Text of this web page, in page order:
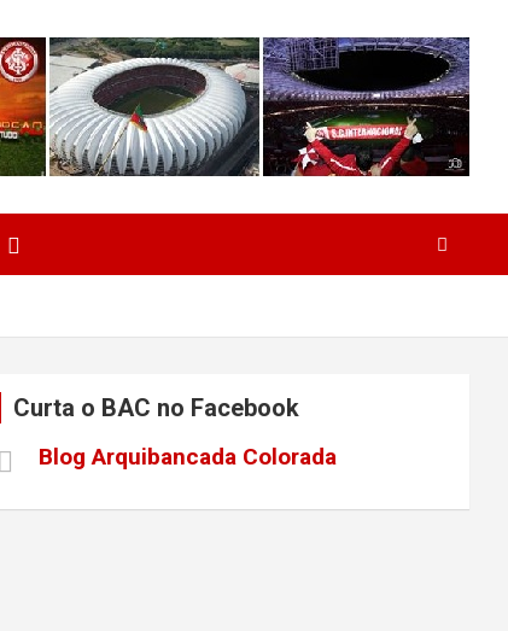
Curta o BAC no Facebook
Blog Arquibancada Colorada